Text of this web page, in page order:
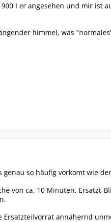
I er angesehen und mir ist
himmel, was
so häufig vorkomt wie
von ca. 10 Minuten.
Ersatzteilvorrat annähernd